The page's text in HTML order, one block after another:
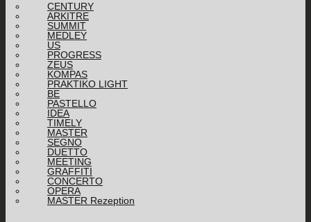
CENTURY
ARKITRE
SUMMIT
MEDLEY
US
PROGRESS
ZEUS
KOMPAS
PRAKTIKO LIGHT
BE
PASTELLO
IDEA
TIMELY
MASTER
SEGNO
DUETTO
MEETING
GRAFFITI
CONCERTO
OPERA
MASTER Rezeption